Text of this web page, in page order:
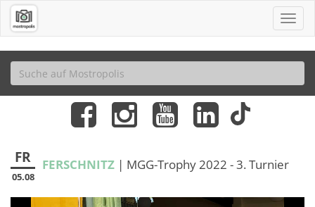
FR
05.08
FERSCHNITZ | MGG-Trophy 2022 - 3. Turnier